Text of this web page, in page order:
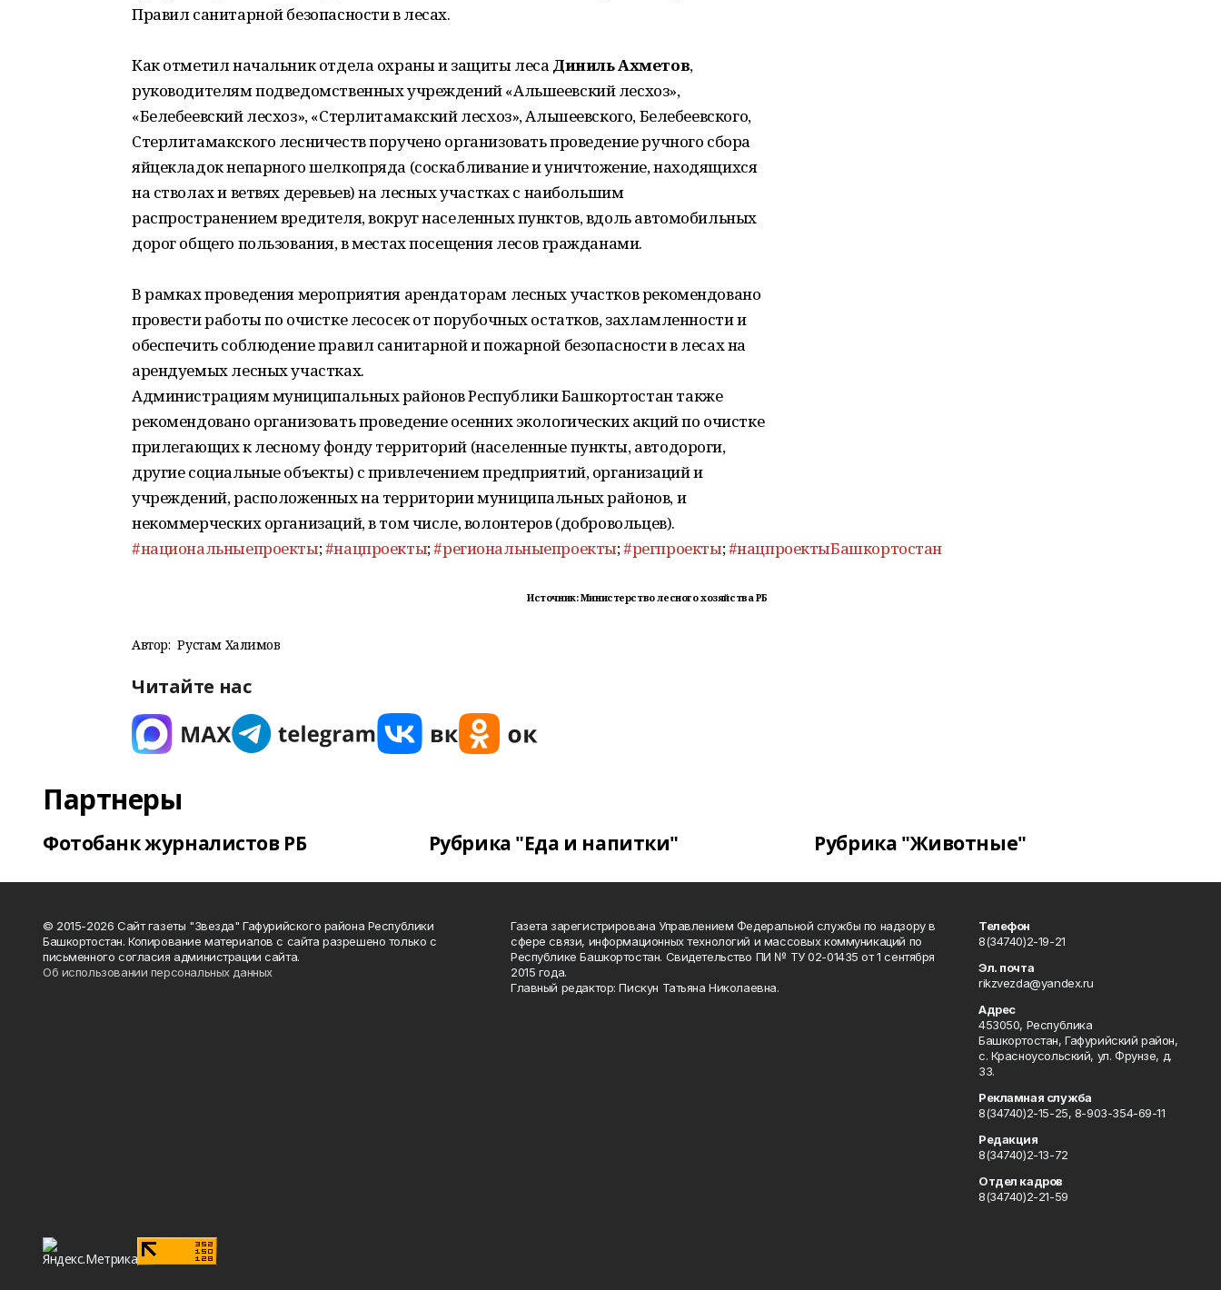
Правил санитарной безопасности в лесах.
Как отметил начальник отдела охраны и защиты леса Диниль Ахметов,
руководителям подведомственных учреждений «Альшеевский лесхоз»,
«Белебеевский лесхоз», «Стерлитамакский лесхоз», Альшеевского, Белебеевского,
Стерлитамакского лесничеств поручено организовать проведение ручного сбора
яйцекладок непарного шелкопряда (соскабливание и уничтожение, находящихся
на стволах и ветвях деревьев) на лесных участках с наибольшим
распространением вредителя, вокруг населенных пунктов, вдоль автомобильных
дорог общего пользования, в местах посещения лесов гражданами.
В рамках проведения мероприятия арендаторам лесных участков рекомендовано
провести работы по очистке лесосек от порубочных остатков, захламленности и
обеспечить соблюдение правил санитарной и пожарной безопасности в лесах на
арендуемых лесных участках.
Администрациям муниципальных районов Республики Башкортостан также
рекомендовано организовать проведение осенних экологических акций по очистке
прилегающих к лесному фонду территорий (населенные пункты, автодороги,
другие социальные объекты) с привлечением предприятий, организаций и
учреждений, расположенных на территории муниципальных районов, и
некоммерческих организаций, в том числе, волонтеров (добровольцев).
#национальныепроекты;#нацпроекты;#региональныепроекты;#регпроекты;#нацпроектыБашкортостан
Источник: Министерство лесного хозяйства РБ
Автор: Рустам Халимов
Читайте нас
Партнеры
Фотобанк журналистов РБ Рубрика "Еда и напитки" Рубрика "Животные"
© 2015-2026 Сайт газеты "Звезда" Гафурийского района Республики
Башкортостан. Копирование материалов с сайта разрешено только с
письменного согласия администрации сайта.
Об использовании персональных данных
Газета зарегистрирована Управлением Федеральной службы по надзору в
сфере связи, информационных технологий и массовых коммуникаций по
Республике Башкортостан. Свидетельство ПИ № ТУ 02-01435 от 1 сентября
2015 года.
Главный редактор: Пискун Татьяна Николаевна.
Телефон
8(34740)2-19-21
Эл. почта
rikzvezda@yandex.ru
Адрес
453050, Республика
Башкортостан, Гафурийский район,
с. Красноусольский, ул. Фрунзе, д.
33.
Рекламная служба
8(34740)2-15-25, 8-903-354-69-11
Редакция
8(34740)2-13-72
Отдел кадров
8(34740)2-21-59